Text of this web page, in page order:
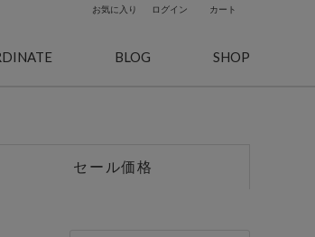
お気に入り ログイン カート
BLOG SHOP
セール価格